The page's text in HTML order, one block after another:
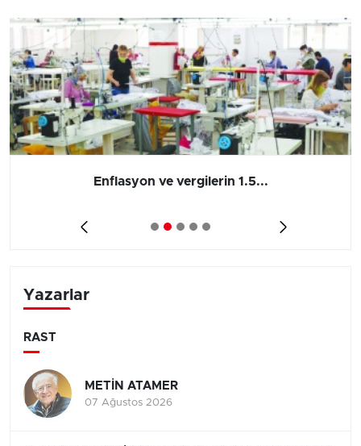
Enflasyon ve vergilerin 1.5...
Yazarlar
RAST
METİN ATAMER
07 Ağustos 2026